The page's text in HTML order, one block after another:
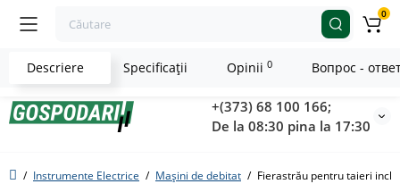
+(373) 68 100 166;
De la 08:30 pina la 17:30
0
Instrumente Electrice Mașini de debitat Fierastrău pentru taieri
Descriere Specificaţii Opinii 0 Вопрос -